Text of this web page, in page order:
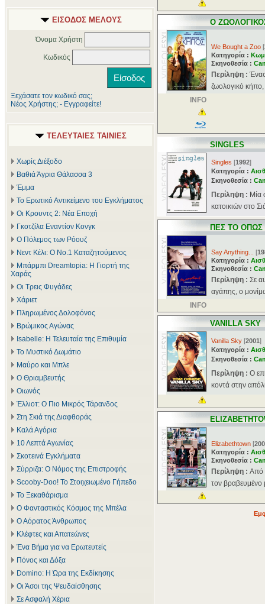
ΕΙΣΟΔΟΣ ΜΕΛΟΥΣ
Όνομα Χρήστη
Κωδικός
Ξεχάσατε τον κωδικό σας;
Νέος Χρήστης; - Εγγραφείτε!
ΤΕΛΕΥΤΑΙΕΣ ΤΑΙΝΙΕΣ
Χωρίς Διέξοδο
Βαθιά Άγρια Θάλασσα 3
Έμμα
Το Ερωτικό Αντικείμενο του Εγκλήματος
Οι Κρουντς 2: Νέα Εποχή
Γκοτζίλα Εναντίον Κονγκ
Ο Πόλεμος των Ρόουζ
Νεντ Κέλι: Ο Νο.1 Καταζητούμενος
Μπάρμπι Dreamtopia: Η Γιορτή της
Χαράς
Οι Τρεις Φυγάδες
Χάριετ
Πληρωμένος Δολοφόνος
Βρώμικος Αγώνας
Isabelle: Η Τελευταία της Επιθυμία
Το Μυστικό Δωμάτιο
Μαύρο και Μπλε
Ο Θριαμβευτής
Οιωνός
Έλλιοτ: Ο Πιο Μικρός Τάρανδος
Στη Σκιά της Διαφθοράς
Καλά Αγόρια
10 Λεπτά Αγωνίας
Σκοτεινά Εγκλήματα
Σύρριζα: Ο Νόμος της Επιστροφής
Scooby-Doo! Το Στοιχειωμένο Γήπεδο
Το Ξεκαθάρισμα
Ο Φανταστικός Κόσμος της Μπέλα
Ο Αόρατος Άνθρωπος
Κλέφτες και Απατεώνες
Ένα Βήμα για να Ερωτευτείς
Πόνος και Δόξα
Domino: Η Ώρα της Εκδίκησης
Οι Άσοι της Ψευδαίσθησης
Σε Ασφαλή Χέρια
Ο
We Bought a Zoo [
Κατηγορία :
Σκηνοθεσία :
Περίληψη :
ζωολογικό
INFO
SINGLES
Singles [1992]
Κατηγορία :
Σκηνοθεσία :
Περίληψη : Μία
κατοικιών στο
ΠΕΣ ΤΟ ΟΠΩΣ
Say Anything... [
Κατηγορία :
Σκηνοθεσία :
Περίληψη : Σε
αγάπης, ο
INFO
VANILLA SKY
Vanilla Sky [2001]
Κατηγορία :
Σκηνοθεσία :
Περίληψη : Ο
κοντά στην
Elizabethtown [
Κατηγορία :
Σκηνοθεσία :
Περίληψη : Από
τον βραβευμένο